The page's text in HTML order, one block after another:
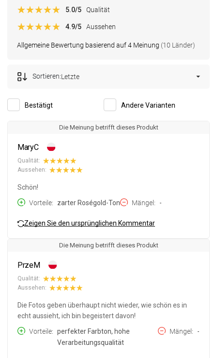
Allgemeine Bewertung basierend auf 4 Meinung (10 Länder)
5.0/5 Qualität
4.9/5 Aussehen
Bestätigt Andere Varianten
Sortieren:Letzte
Die Meinung betrifft dieses Produkt
MaryC
Qualität:
Aussehen:
Schön!
Vorteile
zarter Roségold-Ton Mängel -
Zeigen Sie den ursprünglichen Kommentar
Die Meinung betrifft dieses Produkt
PrzeM
Qualität:
Aussehen:
Die Fotos geben überhaupt nicht wieder, wie schön es in
echt aussieht, ich bin begeistert davon!
Vorteile
perfekter Farbton, hohe
Verarbeitungsqualität
Mängel -